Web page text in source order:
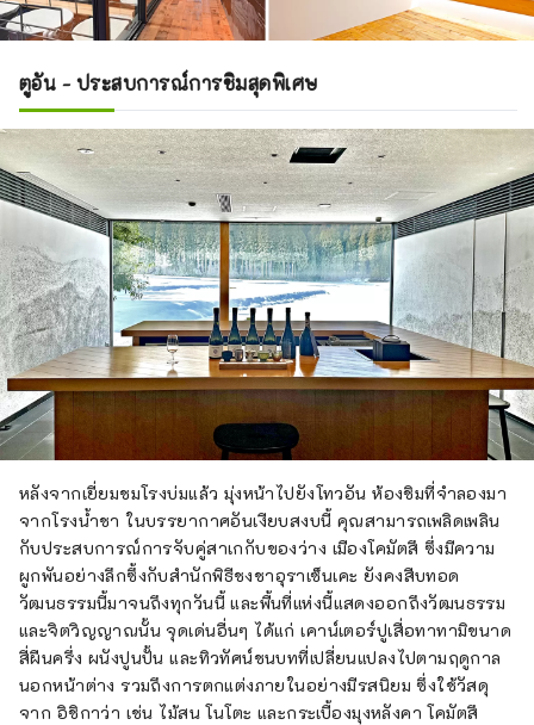
ตูอัน - ประสบการณ์การชิมสุดพิเศษ
หลังจากเยี่ยมชมโรงบ่มแล้ว มุ่งหน้าไปยังโทวอัน ห้องชิมที่จำลองมา
จากโรงน้ำชา ในบรรยากาศอันเงียบสงบนี้ คุณสามารถเพลิดเพลิน
กับประสบการณ์การจับคู่สาเกกับของว่าง เมืองโคมัตสึ ซึ่งมีความ
ผูกพันอย่างลึกซึ้งกับสำนักพิธีชงชาอุราเซ็นเคะ ยังคงสืบทอด
วัฒนธรรมนี้มาจนถึงทุกวันนี้ และพื้นที่แห่งนี้แสดงออกถึงวัฒนธรรม
และจิตวิญญาณนั้น จุดเด่นอื่นๆ ได้แก่ เคาน์เตอร์ปูเสื่อทาทามิขนาด
สี่ผืนครึ่ง ผนังปูนปั้น และทิวทัศน์ชนบทที่เปลี่ยนแปลงไปตามฤดูกาล
นอกหน้าต่าง รวมถึงการตกแต่งภายในอย่างมีรสนิยม ซึ่งใช้วัสดุ
จาก อิชิกาว่า เช่น ไม้สน โนโตะ และกระเบื้องมุงหลังคา โคมัตสึ